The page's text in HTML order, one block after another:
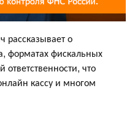
рассказывает о
форматах фискальных
что
кассу и многом